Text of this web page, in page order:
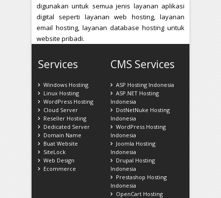
digunakan untuk semua jenis layanan aplikasi
digital seperti layanan web hosting, layanan
email hosting, layanan database hosting untuk
website pribadi.
Services
Windows Hosting
Linux Hosting
WordPress Hosting
Cloud Server
Reseller Hosting
Dedicated Server
Domain Name
Buat Website
SiteLock
Web Design
Ecommerce
CMS Services
ASP Hosting Indonesia
ASP.NET Hosting
Indonesia
DotNetNuke Hosting
Indonesia
WordPress Hosting
Indonesia
Joomla Hosting
Indonesia
Drupal Hosting
Indonesia
Prestashop Hosting
Indonesia
OpenCart Hosting